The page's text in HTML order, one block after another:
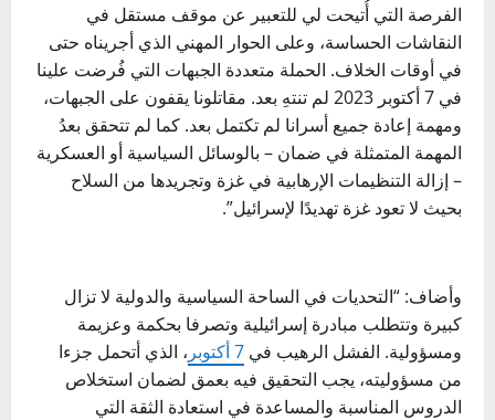
الفرصة التي أُتيحت لي للتعبير عن موقف مستقل في
النقاشات الحساسة، وعلى الحوار المهني الذي أجريناه حتى
في أوقات الخلاف. الحملة متعددة الجبهات التي فُرضت علينا
في 7 أكتوبر 2023 لم تنتهِ بعد. مقاتلونا يقفون على الجبهات،
ومهمة إعادة جميع أسرانا لم تكتمل بعد. كما لم تتحقق بعدُ
المهمة المتمثلة في ضمان – بالوسائل السياسية أو العسكرية
– إزالة التنظيمات الإرهابية في غزة وتجريدها من السلاح
بحيث لا تعود غزة تهديدًا لإسرائيل”.
وأضاف: “التحديات في الساحة السياسية والدولية لا تزال
كبيرة وتتطلب مبادرة إسرائيلية وتصرفا بحكمة وعزيمة
ومسؤولية. الفشل الرهيب في 7 أكتوبر
، الذي أتحمل جزءا
من مسؤوليته، يجب التحقيق فيه بعمق لضمان استخلاص
الدروس المناسبة والمساعدة في استعادة الثقة التي